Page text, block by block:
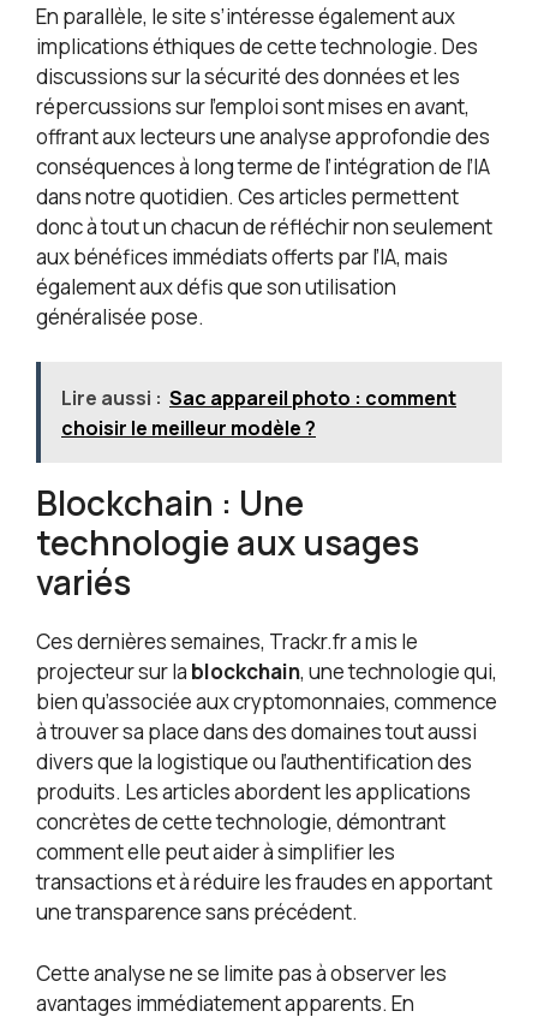
En parallèle, le site s’intéresse également aux
implications éthiques de cette technologie. Des
discussions sur la sécurité des données et les
répercussions sur l’emploi sont mises en avant,
offrant aux lecteurs une analyse approfondie des
conséquences à long terme de l’intégration de l’IA
dans notre quotidien. Ces articles permettent
donc à tout un chacun de réfléchir non seulement
aux bénéfices immédiats offerts par l’IA, mais
également aux défis que son utilisation
généralisée pose.
Lire aussi : Sac appareil photo : comment
choisir le meilleur modèle ?
Blockchain : Une
technologie aux usages
variés
Ces dernières semaines, Trackr.fr a mis le
projecteur sur la blockchain, une technologie qui,
bien qu’associée aux cryptomonnaies, commence
à trouver sa place dans des domaines tout aussi
divers que la logistique ou l’authentification des
produits. Les articles abordent les applications
concrètes de cette technologie, démontrant
comment elle peut aider à simplifier les
transactions et à réduire les fraudes en apportant
une transparence sans précédent.
Cette analyse ne se limite pas à observer les
avantages immédiatement apparents. En